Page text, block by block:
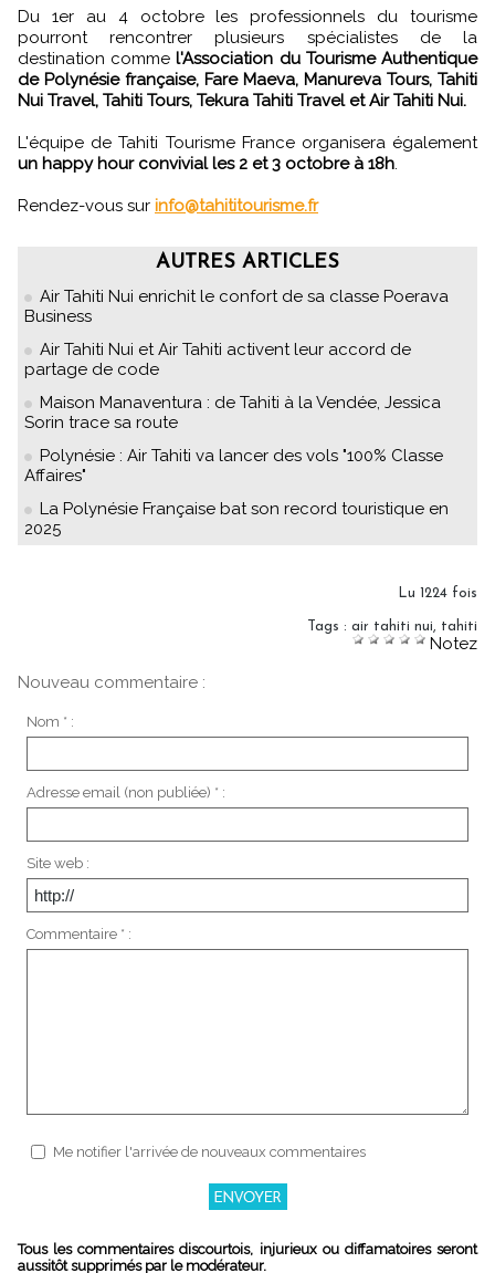
Du 1er au 4 octobre les professionnels du tourisme
pourront rencontrer plusieurs spécialistes de la
destination commel'Association du Tourisme Authentique
de Polynésie française, Fare Maeva, Manureva Tours, Tahiti
Nui Travel, Tahiti Tours, Tekura Tahiti Travel et Air Tahiti Nui.
L'équipe de Tahiti Tourisme France organisera également
un happy hour convivial les 2 et 3 octobre à 18h.
Rendez-vous sur info@tahititourisme.fr
AUTRES ARTICLES
Air Tahiti Nui enrichit le confort de sa classe Poerava
Business
Air Tahiti Nui et Air Tahiti activent leur accord de
partage de code
Maison Manaventura : de Tahiti à la Vendée, Jessica
Sorin trace sa route
Polynésie : Air Tahiti va lancer des vols "100% Classe
Affaires"
La Polynésie Française bat son record touristique en
2025
Lu 1224 fois
Tags : air tahiti nui, tahiti
Notez
Nouveau commentaire :
Nom * :
Adresse email (non publiée) * :
Site web :
Commentaire * :
Me notifier l'arrivée de nouveaux commentaires
Tous les commentaires discourtois, injurieux ou diffamatoires seront
aussitôt supprimés par le modérateur.